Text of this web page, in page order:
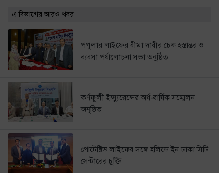
এ বিভাগের আরও খবর
পপুলার লাইফের বীমা দাবীর চেক হস্তান্তর ও
ব্যবসা পর্যালোচনা সভা অনুষ্ঠিত
কর্ণফুলী ইন্স্যুরেন্সের অর্ধ-বার্ষিক সম্মেলন
অনুষ্ঠিত
প্রোটেক্টিভ লাইফের সঙ্গে হলিডে ইন ঢাকা সিটি
সেন্টারের চুক্তি